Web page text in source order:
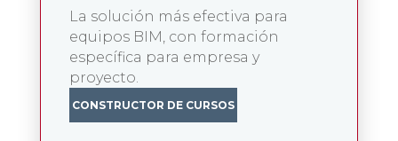
La solución más efectiva para
equipos BIM, con formación
específica para empresa y
proyecto.
CONSTRUCTOR DE CURSOS